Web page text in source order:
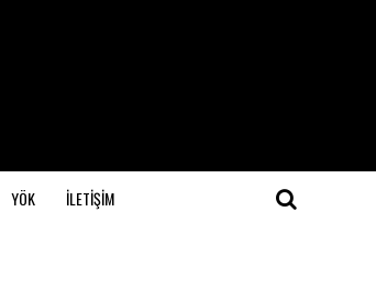
YÖK İLETİŞİM